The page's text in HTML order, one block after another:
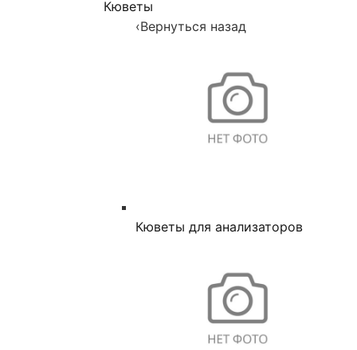
Кюветы
‹Вернуться назад
Кюветы для анализаторов